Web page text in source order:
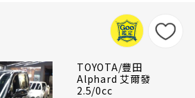
TOYOTA/豐田
Alphard 艾爾發
2.5/0cc